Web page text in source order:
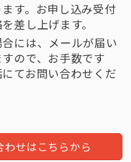
す。お申し込み受付
差し上げます。
には、メールが届い
ので、お手数です
てお問い合わせくだ
せはこちらから